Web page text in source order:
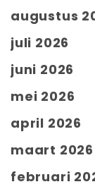
augustus
juli 2026
juni 2026
mei 2026
april 2026
maart 2026
februari